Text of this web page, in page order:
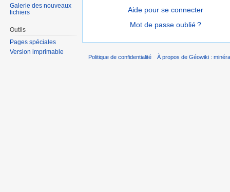
Aide pour se connecter
Mot de passe oublié ?
Galerie des nouveaux
fichiers
Outils
Pages spéciales
Version imprimable
Politique de confidentialité À propos de Géowiki :